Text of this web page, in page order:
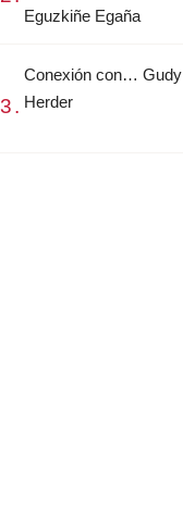
Eguzkiñe Egaña
Conexión con… Gudy
Herder